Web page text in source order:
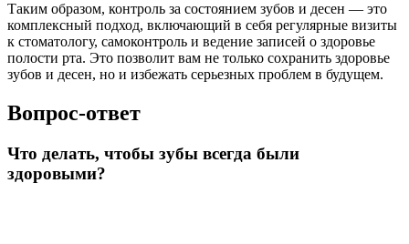
Таким образом, контроль за состоянием зубов и десен — это
комплексный подход, включающий в себя регулярные визиты
к стоматологу, самоконтроль и ведение записей о здоровье
полости рта. Это позволит вам не только сохранить здоровье
зубов и десен, но и избежать серьезных проблем в будущем.
Вопрос-ответ
Что делать, чтобы зубы всегда были
здоровыми?